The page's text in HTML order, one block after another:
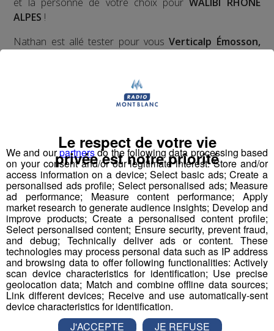
ALPES !
Nathan est allé tester pour vousVerticalp Émosson,
We and ourpartnersdo the following data processing based
on your consent and/or our legitimate interest: Store and/or
access information on a device; Select basic ads; Create a
personalised ads profile; Select personalised ads; Measure
ad performance; Measure content performance; Apply
market research to generate audience insights; Develop and
improve products; Create a personalised content profile;
Select personalised content; Ensure security, prevent fraud,
and debug; Technically deliver ads or content. These
technologies may process personal data such as IP address
and browsing data to offer following functionalities: Actively
scan device characteristics for identification; Use precise
geolocation data; Match and combine offline data sources;
Link different devices; Receive and use automatically-sent
device characteristics for identification.
Le respect de votre vie
privée est notre priorité
J'ACCEPTE JE REFUSE